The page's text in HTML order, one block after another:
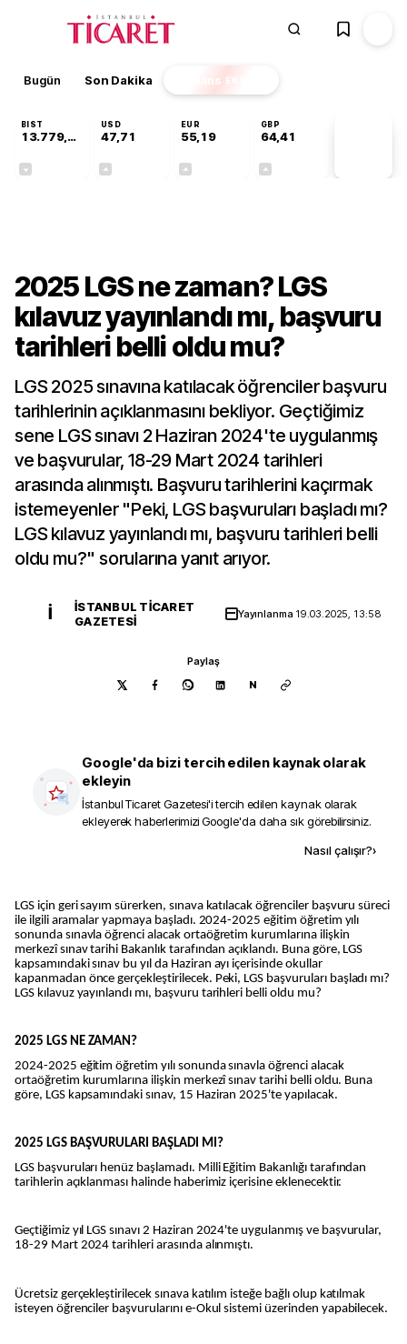
Bugün Son Dakika Finans EKSTRA
BIST
13.779,39
USD
47,71
EUR
55,19
GBP
64,41
2025 LGS ne zaman? LGS
kılavuz yayınlandı mı, başvuru
tarihleri belli oldu mu?
LGS 2025 sınavına katılacak öğrenciler başvuru
tarihlerinin açıklanmasını bekliyor. Geçtiğimiz
sene LGS sınavı 2 Haziran 2024'te uygulanmış
ve başvurular, 18-29 Mart 2024 tarihleri
arasında alınmıştı. Başvuru tarihlerini kaçırmak
istemeyenler "Peki, LGS başvuruları başladı mı?
LGS kılavuz yayınlandı mı, başvuru tarihleri belli
oldu mu?" sorularına yanıt arıyor.
İ
İSTANBUL TICARET
GAZETESI
Yayınlanma 19.03.2025, 13:58
Paylaş
N
Google'da bizi tercih edilen kaynak olarak
ekleyin
İstanbul Ticaret Gazetesi'i tercih edilen kaynak olarak
ekleyerek haberlerimizi Google'da daha sık görebilirsiniz.
Nasıl çalışır?›
LGS için geri sayım sürerken, sınava katılacak öğrenciler başvuru süreci
ile ilgili aramalar yapmaya başladı. 2024-2025 eğitim öğretim yılı
sonunda sınavla öğrenci alacak ortaöğretim kurumlarına ilişkin
merkezî sınav tarihi Bakanlık tarafından açıklandı. Buna göre, LGS
kapsamındaki sınav bu yıl da Haziran ayı içerisinde okullar
kapanmadan önce gerçekleştirilecek. Peki, LGS başvuruları başladı mı?
LGS kılavuz yayınlandı mı, başvuru tarihleri belli oldu mu?
2025 LGS NE ZAMAN?
2024-2025 eğitim öğretim yılı sonunda sınavla öğrenci alacak
ortaöğretim kurumlarına ilişkin merkezî sınav tarihi belli oldu. Buna
göre, LGS kapsamındaki sınav, 15 Haziran 2025'te yapılacak.
2025 LGS BAŞVURULARI BAŞLADI MI?
LGS başvuruları henüz başlamadı. Milli Eğitim Bakanlığı tarafından
tarihlerin açıklanması halinde haberimiz içerisine eklenecektir.
Geçtiğimiz yıl LGS sınavı 2 Haziran 2024'te uygulanmış ve başvurular,
18-29 Mart 2024 tarihleri arasında alınmıştı.
Ücretsiz gerçekleştirilecek sınava katılım isteğe bağlı olup katılmak
isteyen öğrenciler başvurularını e-Okul sistemi üzerinden yapabilecek.